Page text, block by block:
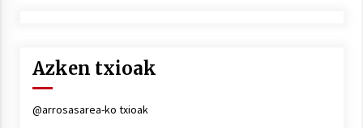
Azken txioak
@arrosasarea-ko txioak